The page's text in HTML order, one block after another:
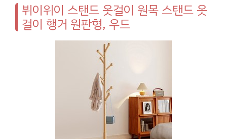
뷔이위이 스탠드 옷걸이 원목 스탠드 옷
걸이 행거 원판형, 우드